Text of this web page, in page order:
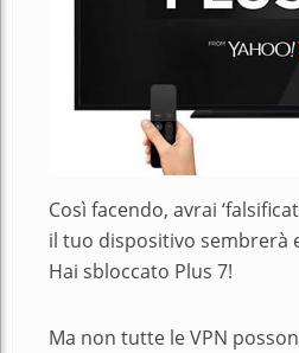
Così facendo, avrai
il tuo dispositivo sembrerà
Hai sbloccato Plus 7!
Ma non tutte le VPN